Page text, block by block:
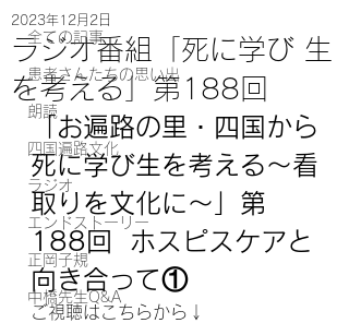
全ての記事
患者さんたちの思い出
朗読
四国遍路文化
ラジオ
エンドストーリー
正岡子規
中橋先生Q&A
ラジオ番組「死に学び 生
を考える」第188回
2023年12月2日
「お遍路の里・四国から
死に学び生を考える～看
取りを文化に～ 」第
188回  ホスピスケアと
向き合って①
ご視聴はこちらから↓